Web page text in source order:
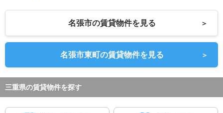
名張市の賃貸物件を見る ＞
名張市東町の賃貸物件を見る ＞
三重県の賃貸物件を探す